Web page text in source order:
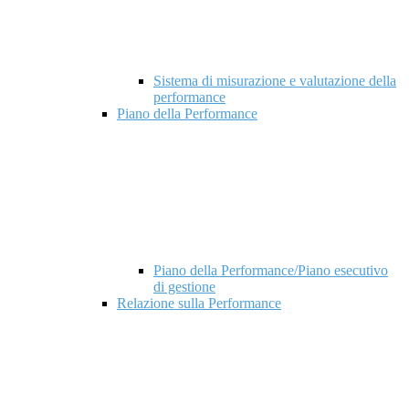
Sistema di misurazione e valutazione della
performance
Piano della Performance
Piano della Performance/Piano esecutivo
di gestione
Relazione sulla Performance